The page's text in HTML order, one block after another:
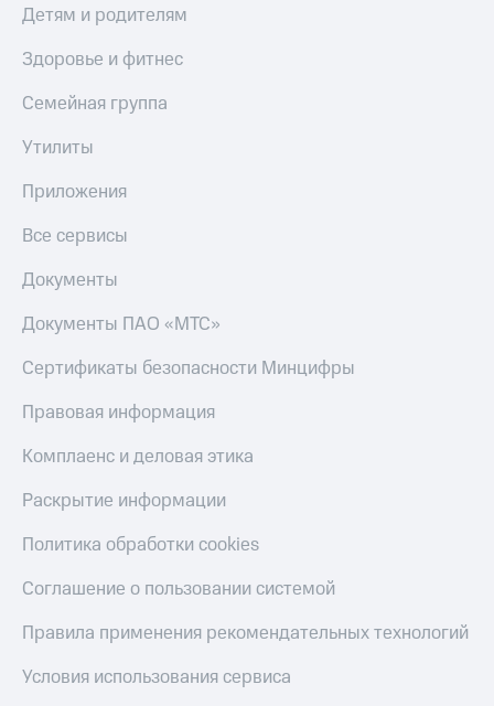
Детям и родителям
Здоровье и фитнес
Семейная группа
Утилиты
Приложения
Все сервисы
Документы
Документы ПАО «МТС»
Сертификаты безопасности Минцифры
Правовая информация
Комплаенс и деловая этика
Раскрытие информации
Политика обработки cookies
Соглашение о пользовании системой
Правила применения рекомендательных технологий
Условия использования сервиса